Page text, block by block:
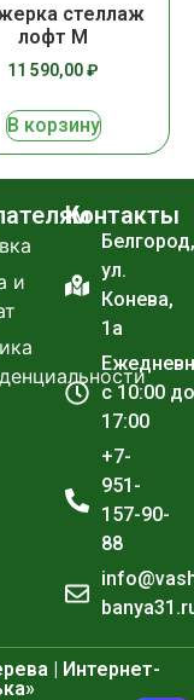
стеллаж
лофт М
11 590,00₽
В корзину
и
Контакты
Белгород,
ул.
Конева,
1а
с 10:00 до
17:00
+7-
951-
157-90-
88
| Интернет-